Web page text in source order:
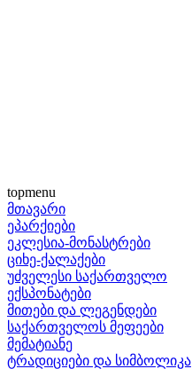
topmenu
მთავარი
ეპარქიები
ეკლესია-მონასტრები
ციხე-ქალაქები
უძველესი საქართველო
ექსპონატები
მითები და ლეგენდები
საქართველოს მეფეები
მემატიანე
ტრადიციები და სიმბოლიკა